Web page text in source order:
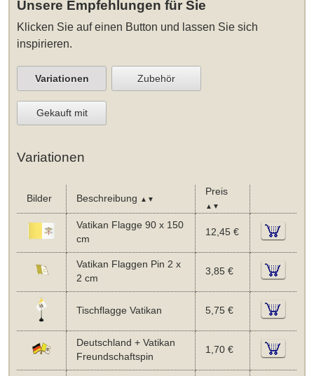
Unsere Empfehlungen für Sie
Klicken Sie auf einen Button und lassen Sie sich
inspirieren.
Variationen Zubehör
Gekauft mit
Variationen
Bilder Beschreibung ▲▼
Preis
▲▼
Vatikan Flagge 90 x 150
cm
12,45 €
Vatikan Flaggen Pin 2 x
2 cm
3,85 €
Tischflagge Vatikan 5,75 €
Deutschland + Vatikan
Freundschaftspin
1,70 €